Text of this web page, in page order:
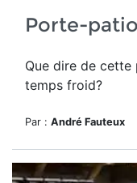
Porte-
Que dire de
temps froid?
Par : André Fauteux